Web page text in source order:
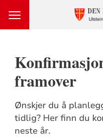
framover
Ønskjer du å
tidlig? Her finn du
neste år.